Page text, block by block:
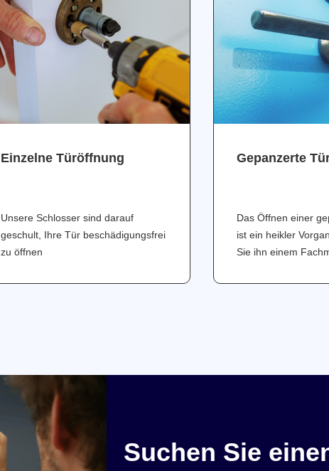
Einzelne Türöffnung
Unsere Schlosser sind darauf
geschult, Ihre Tür beschädigungsfrei
zu öffnen
Gepanzerte
Das Öffnen einer
ist ein heikler
Sie ihn einem
Suchen Sie